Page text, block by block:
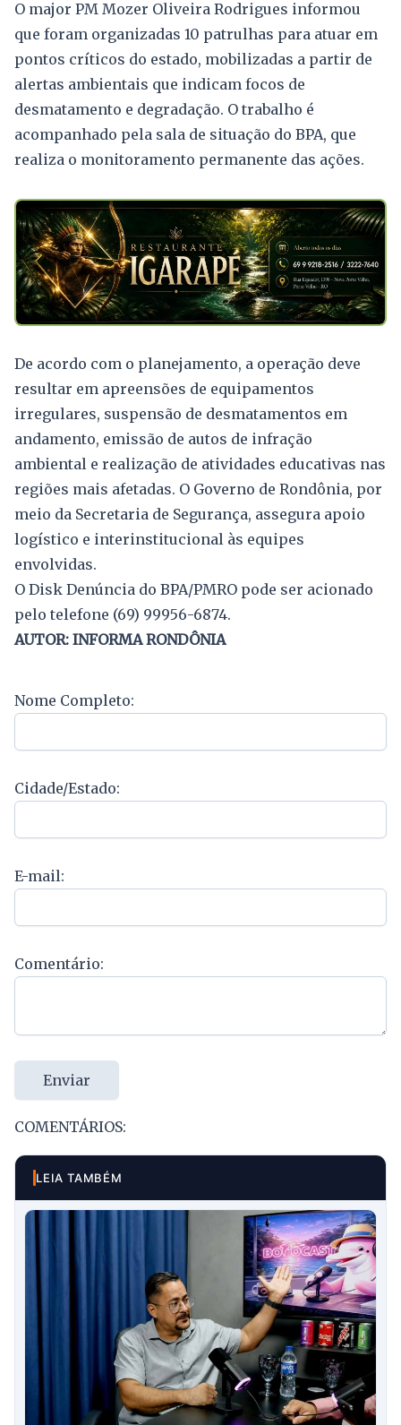
O major PM Mozer Oliveira Rodrigues informou
que foram organizadas 10 patrulhas para atuar em
pontos críticos do estado, mobilizadas a partir de
alertas ambientais que indicam focos de
desmatamento e degradação. O trabalho é
acompanhado pela sala de situação do BPA, que
realiza o monitoramento permanente das ações.
De acordo com o planejamento, a operação deve
resultar em apreensões de equipamentos
irregulares, suspensão de desmatamentos em
andamento, emissão de autos de infração
ambiental e realização de atividades educativas nas
regiões mais afetadas. O Governo de Rondônia, por
meio da Secretaria de Segurança, assegura apoio
logístico e interinstitucional às equipes
envolvidas.
O Disk Denúncia do BPA/PMRO pode ser acionado
pelo telefone (69) 99956-6874.
AUTOR: INFORMA RONDÔNIA
Nome Completo:
Cidade/Estado:
E-mail:
Comentário:
Enviar
COMENTÁRIOS:
LEIA TAMBÉM